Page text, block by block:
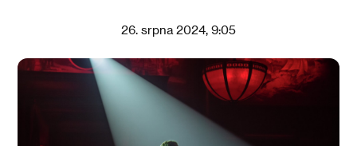
26. srpna 2024, 9:05